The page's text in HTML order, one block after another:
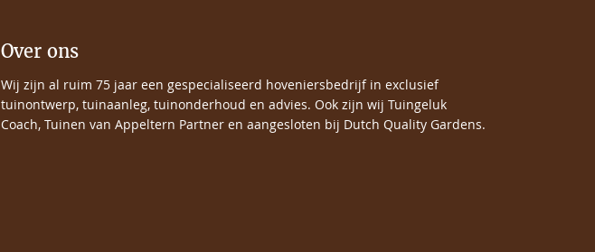
Over ons
Wij zijn al ruim 75 jaar een gespecialiseerd hoveniersbedrijf in exclusief
tuinontwerp, tuinaanleg, tuinonderhoud en advies. Ook zijn wij Tuingeluk
Coach, Tuinen van Appeltern Partner en aangesloten bij Dutch Quality Gardens.